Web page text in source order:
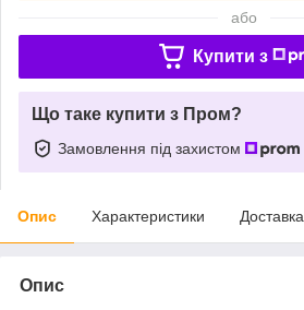
або
Купити з
Що таке купити з Пром?
Замовлення під захистом
Опис Характеристики Доставка
Опис